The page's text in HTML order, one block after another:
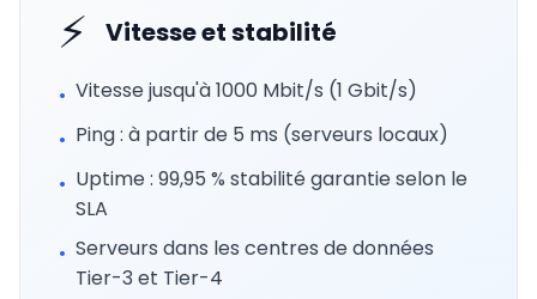
⚡ Vitesse et stabilité
• Vitesse jusqu'à 1000 Mbit/s (1 Gbit/s)
• Ping : à partir de 5 ms (serveurs locaux)
• Uptime : 99,95 % stabilité garantie selon le
SLA
• Serveurs dans les centres de données
Tier-3 et Tier-4